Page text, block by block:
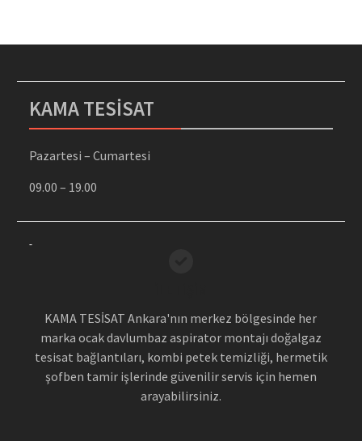
KAMA TESİSAT
Pazartesi – Cumartesi
09.00 – 19.00
KAMA TESİSAT Ankara'nın merkez bölgesinde her
marka ocak davlumbaz aspirator montajı doğalgaz
tesisat bağlantıları, kombi petek temizliği, hermetik
şofben tamir işlerinde güvenilir servis için hemen
arayabilirsiniz.